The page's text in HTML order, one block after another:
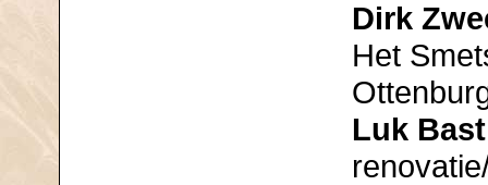
Dirk
Het
Luk